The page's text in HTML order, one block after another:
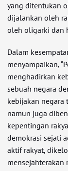
yang ditentukan
dijalankan oleh
oleh oligarki dan
Dalam
menyampaikan,
menghadirkan
sebuah negara
kebijakan negara
namun juga
kepentingan
demokrasi sejati
aktif rakyat,
mensejahterakan